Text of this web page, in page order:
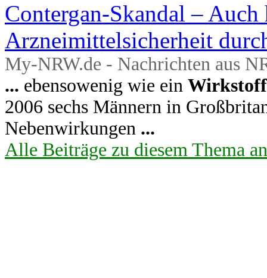
Contergan-Skandal – Auch
Arzneimittelsicherheit
My-NRW.de - Nachrichten aus
... ebensowenig wie ein Wirkstoff
2006 sechs Männern in
Nebenwirkungen ...
Alle Beiträge zu diesem Thema